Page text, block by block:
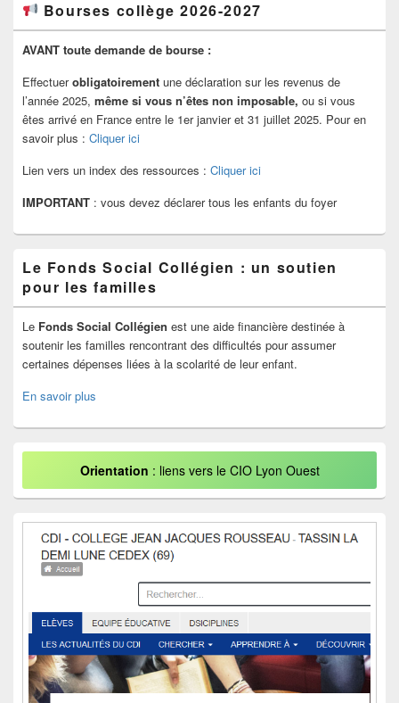
Bourses collège 2026-2027
AVANT toute demande de bourse :
Effectuerobligatoirement une déclaration sur les revenus de
l’année 2025, même si vous n’êtes non imposable, ou si vous
êtes arrivé en France entre le 1er janvier et 31 juillet 2025. Pour en
savoir plus : Cliquer ici
Lien vers un index des ressources : Cliquer ici
IMPORTANT : vous devez déclarer tous les enfants du foyer
Le Fonds Social Collégien : un soutien
pour les familles
Le Fonds Social Collégien est une aide financière destinée à
soutenir les familles rencontrant des difficultés pour assumer
certaines dépenses liées à la scolarité de leur enfant.
En savoir plus
Orientation : liens vers le CIO Lyon Ouest